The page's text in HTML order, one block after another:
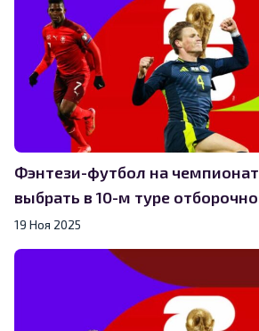
Фэнтези-футбол на
выбрать в 10-м туре
19 Ноя 2025